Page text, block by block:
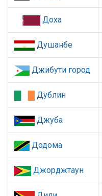
Доха
Душанбе
Джибути город
Дублин
Джуба
Додома
Джорджтаун